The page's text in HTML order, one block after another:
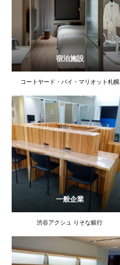
宿泊施設
コートヤード・バイ・マリオット札幌
一般企業
渋谷アクシュ りそな銀行